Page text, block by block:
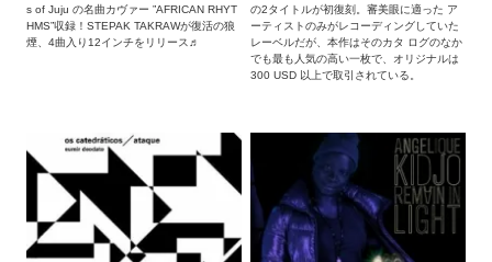
s of Juju の名曲カヴァー ”AFRICAN RHYT
HMS”収録！STEPAK TAKRAWが復活の狼
煙、4曲入り12インチをリリース♬
の2タイトルが初復刻。審美眼に適った ア
ーティストのみがレコーディングしていた
レーベルだが、本作はそのカタ ログのなか
でも最も人気の高い一枚で、オリジナルは
300 USD 以上で取引されている。